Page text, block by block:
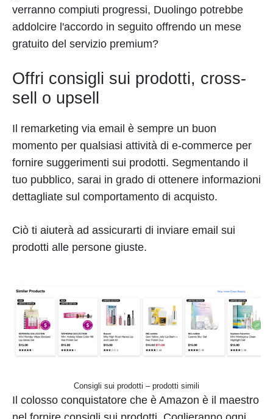
verranno compiuti progressi, Duolingo potrebbe
addolcire l'accordo in seguito offrendo un mese
gratuito del servizio premium?
Offri consigli sui prodotti, cross-
sell o upsell
Il remarketing via email è sempre un buon
momento per qualsiasi attività di e-commerce per
fornire suggerimenti sui prodotti. Segmentando il
tuo pubblico, sarai in grado di ottenere informazioni
dettagliate sul comportamento di acquisto.
Ciò ti aiuterà ad assicurarti di inviare email sui
prodotti alle persone giuste.
Consigli sui prodotti – prodotti simili
Il colosso conquistatore che è Amazon è il maestro